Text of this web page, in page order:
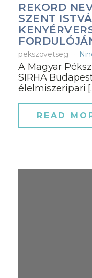
REKORD
SZENT
pekszovetseg
A Magyar
SIRHA
élelmiszeripari
READ